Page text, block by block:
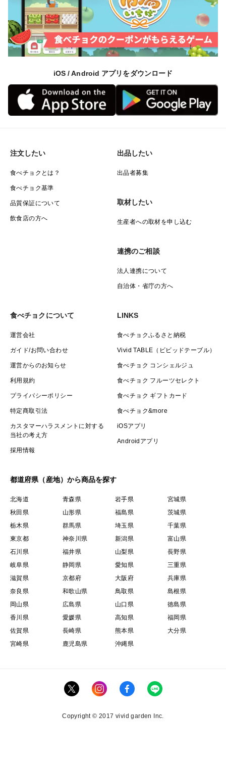
iOS / Android アプリをダウンロード
注文したい
食べチョクとは？
食べチョク基準
品質保証について
飲食店の方へ
出品したい
出品者募集
取材したい
生産者への取材を申し込む
連携のご相談
法人連携について
自治体・省庁の方へ
食べチョクについて
運営会社
ガイド/お問い合わせ
運営からのお知らせ
利用規約
プライバシーポリシー
特定商取引法
カスタマーハラスメントに対する
当社の考え方
採用情報
LINKS
食べチョクふるさと納税
Vivid TABLE（ビビッドテーブル）
食べチョク コンシェルジュ
食べチョク フルーツセレクト
食べチョク ギフトカード
食べチョク&more
iOSアプリ
Androidアプリ
都道府県（産地）から商品を探す
北海道 青森県 岩手県
宮城県
秋田県
山形県 福島県
茨城県
栃木県
群馬県 埼玉県
千葉県
東京都
神奈川県 新潟県
富山県
石川県
福井県 山梨県
長野県
岐阜県
静岡県 愛知県
三重県
滋賀県
京都府 大阪府
兵庫県
奈良県
和歌山県 鳥取県
島根県
岡山県
広島県 山口県
徳島県
香川県
愛媛県 高知県
福岡県
佐賀県
長崎県 熊本県
大分県
宮崎県
鹿児島県 沖縄県
Copyright © 2017 vivid garden Inc.